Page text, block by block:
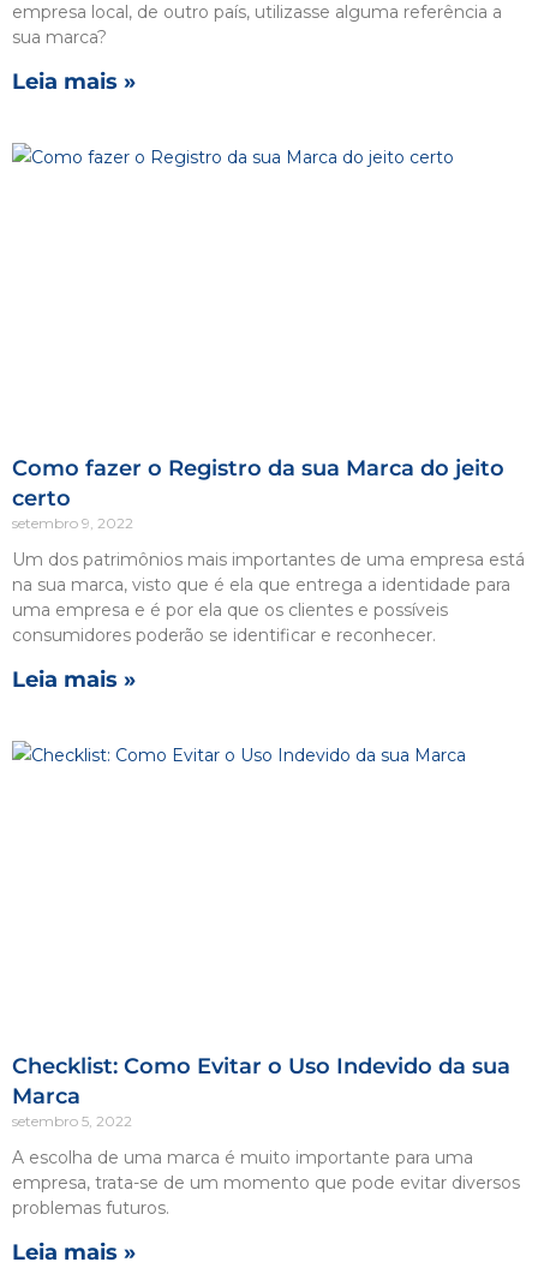
empresa local, de outro país, utilizasse alguma referência a
sua marca?
Leia mais »
Como fazer o Registro da sua Marca do jeito
certo
setembro 9, 2022
Um dos patrimônios mais importantes de uma empresa está
na sua marca, visto que é ela que entrega a identidade para
uma empresa e é por ela que os clientes e possíveis
consumidores poderão se identificar e reconhecer.
Leia mais »
Checklist: Como Evitar o Uso Indevido da sua
Marca
setembro 5, 2022
A escolha de uma marca é muito importante para uma
empresa, trata-se de um momento que pode evitar diversos
problemas futuros.
Leia mais »